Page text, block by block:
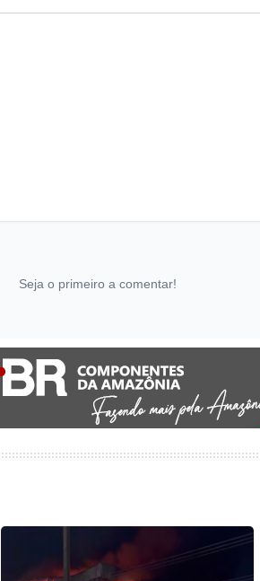
Seja o primeiro a comentar!